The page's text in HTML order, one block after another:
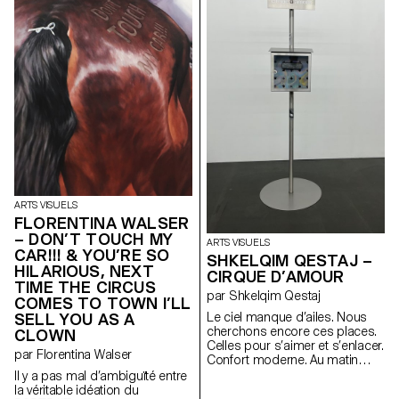
objets, coulent les souvenirs. À
brise la recherche d’un soi qui
s’éloigne dès qu’on semble
s’en approcher.
ARTS VISUELS
FLORENTINA WALSER
– DON’T TOUCH MY
CAR!!! & YOU’RE SO
HILARIOUS, NEXT
TIME THE CIRCUS
COMES TO TOWN I’LL
SELL YOU AS A
CLOWN
par Florentina Walser
Il y a pas mal d’ambiguïté entre
la véritable idéation du
ARTS VISUELS
SHKELQIM QESTAJ –
CIRQUE D’AMOUR
par Shkelqim Qestaj
Le ciel manque d’ailes. Nous
cherchons encore ces places.
Celles pour s’aimer et s’enlacer.
Confort moderne. Au matin